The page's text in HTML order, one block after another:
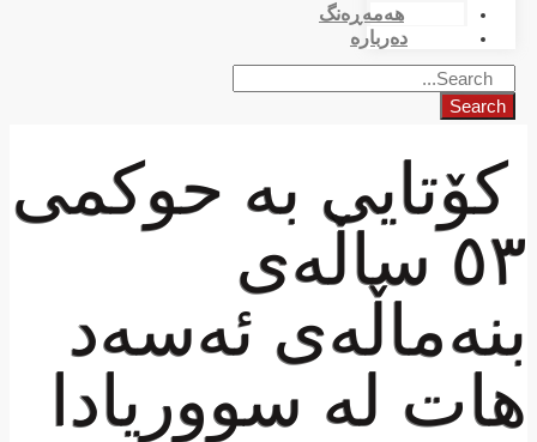
هەمەڕەنگ
دەربارە
Search
کۆتایی بە حوکمی
٥٣ ساڵەی
بنەماڵەی ئەسەد
هات لە سووریادا